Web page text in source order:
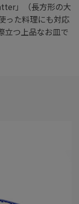
」（長方形の大
った料理にも対応
立つ上品なお皿で